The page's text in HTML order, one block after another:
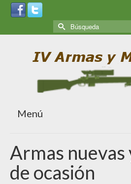
Menú
Armas nuevas
de ocasión